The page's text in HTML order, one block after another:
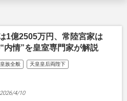
1億2505万円、常陸宮家は
情”を皇室専門家が解説
皇族全般 天皇皇后両陛下
2026/4/10